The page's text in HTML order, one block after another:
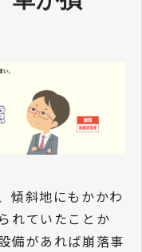
傾斜地にもかかわ
れていたことか
備があれば崩落事